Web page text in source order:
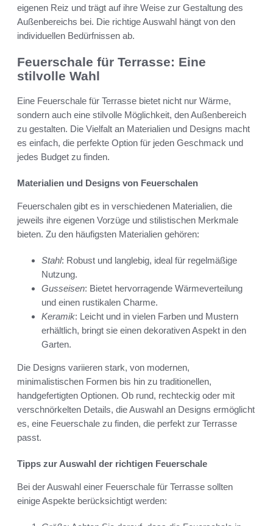
eigenen Reiz und trägt auf ihre Weise zur Gestaltung des
Außenbereichs bei. Die richtige Auswahl hängt von den
individuellen Bedürfnissen ab.
Feuerschale für Terrasse: Eine
stilvolle Wahl
Eine Feuerschale für Terrasse bietet nicht nur Wärme,
sondern auch eine stilvolle Möglichkeit, den Außenbereich
zu gestalten. Die Vielfalt an Materialien und Designs macht
es einfach, die perfekte Option für jeden Geschmack und
jedes Budget zu finden.
Materialien und Designs von Feuerschalen
Feuerschalen gibt es in verschiedenen Materialien, die
jeweils ihre eigenen Vorzüge und stilistischen Merkmale
bieten. Zu den häufigsten Materialien gehören:
Stahl: Robust und langlebig, ideal für regelmäßige
Nutzung.
Gusseisen: Bietet hervorragende Wärmeverteilung
und einen rustikalen Charme.
Keramik: Leicht und in vielen Farben und Mustern
erhältlich, bringt sie einen dekorativen Aspekt in den
Garten.
Die Designs variieren stark, von modernen,
minimalistischen Formen bis hin zu traditionellen,
handgefertigten Optionen. Ob rund, rechteckig oder mit
verschnörkelten Details, die Auswahl an Designs ermöglicht
es, eine Feuerschale zu finden, die perfekt zur Terrasse
passt.
Tipps zur Auswahl der richtigen Feuerschale
Bei der Auswahl einer Feuerschale für Terrasse sollten
einige Aspekte berücksichtigt werden: